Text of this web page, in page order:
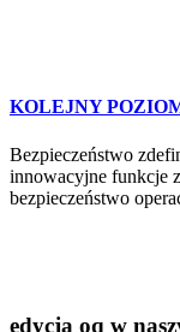
KOLEJNY
Bezpieczeństwo
innowacyjne funkcje
bezpieczeństwo
edycja oq w